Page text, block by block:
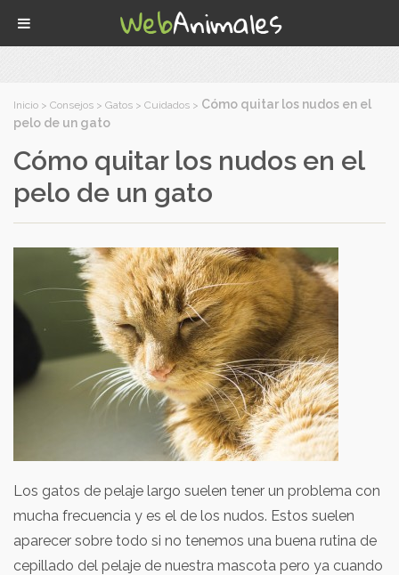
Inicio > Consejos > Gatos > Cuidados > Cómo quitar los nudos en el
pelo de un gato
Cómo quitar los nudos en el
pelo de un gato
Los gatos de pelaje largo suelen tener un problema con
mucha frecuencia y es el de los nudos. Estos suelen
aparecer sobre todo si no tenemos una buena rutina de
cepillado del pelaje de nuestra mascota pero ya cuando